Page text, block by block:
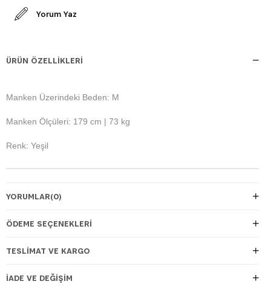
Yorum Yaz
ÜRÜN ÖZELLIKLERI
Manken Üzerindeki Beden: M
Manken Ölçüleri: 179 cm | 73 kg
Renk: Yeşil
YORUMLAR(0)
ÖDEME SEÇENEKLERI
TESLIMAT VE KARGO
İADE VE DEĞIŞIM